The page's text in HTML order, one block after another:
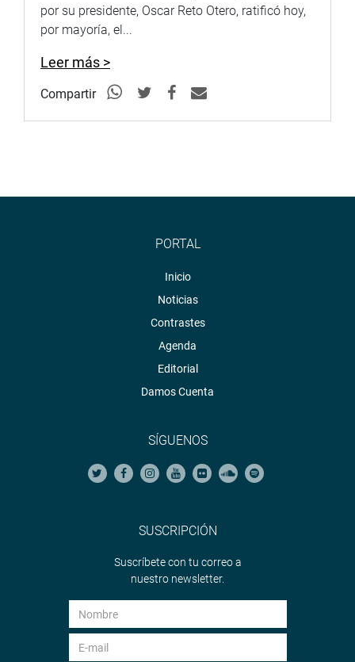
por su presidente, Oscar Reto Otero, ratificó hoy,
por mayoría, el...
Leer más >
Compartir
PORTAL
Inicio
Noticias
Contrastes
Agenda
Editorial
Damos Cuenta
SÍGUENOS
SUSCRIPCIÓN
Suscríbete con tu correo a
nuestro newsletter.